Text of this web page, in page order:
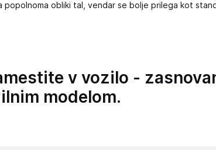
popolnoma obliki tal, vendar se bolje prilega kot
v vozilo -
modelom.